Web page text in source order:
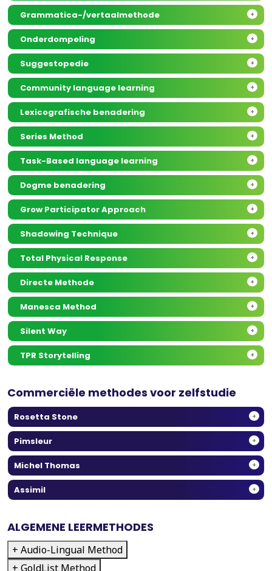
Grammatica-/vertaalmethode +
Onderdompeling +
Suggestopedie +
Community language learning +
Lexicografische benadering +
Series Method +
Task-Based language learning +
Dogme benadering +
Grow Participator Approach +
Shadowing Technique +
Total Physical Response +
Directe Methode +
Manesca Method +
Silent Way +
TPR Storytelling +
Commerciële methodes voor zelfstudie
Rosetta Stone +
Pimsleur +
Michel Thomas +
Assimil +
ALGEMENE LEERMETHODES
+ Audio-Lingual Method
+ GoldList Method